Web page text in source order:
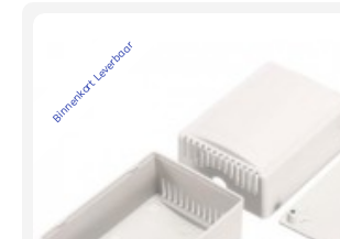
Binnenkort Leverbaar